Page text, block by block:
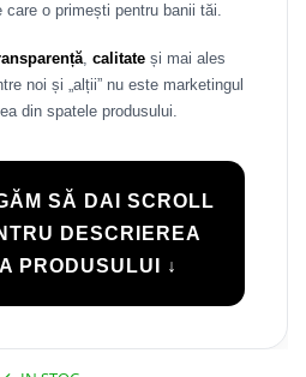
care o primești pentru banii tăi.
, calitateși mai ales
noi și „alții” nu este marketingul
din spatele produsului.
SĂ DAI SCROLL
DESCRIEREA
PRODUSULUI ↓